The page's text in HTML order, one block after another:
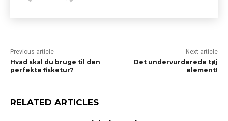
Previous article
Hvad skal du bruge til den
perfekte fisketur?
Next article
Det undervurderede tøj
element!
RELATED ARTICLES